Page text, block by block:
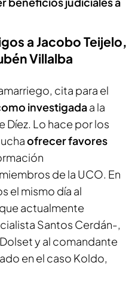
a Jacobo Teijelo,
Villalba
cita para el
investigadaa la
Díez. Lo hace por los
ofrecer favores
de la UCO. En
el mismo día al
actualmente
Santos Cerdán-,
y al comandante
en el caso Koldo,